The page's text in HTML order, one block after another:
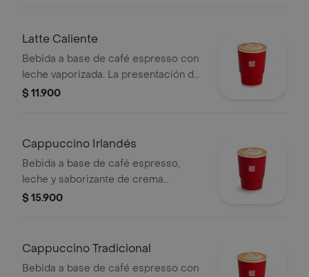
Latte Caliente
Bebida a base de café espresso con
leche vaporizada. La presentación del
producto puede variar
transporte para pedidos a domicilio.
$ 11.900
Cappuccino Irlandés
Bebida a base de café espresso,
leche y saborizante de crema
irlandesa. Este producto no tiene
minutos de haber sido preparado.
$ 15.900
Cappuccino Tradicional
Bebida a base de café espresso con